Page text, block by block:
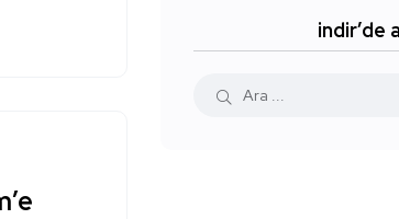
indir’de